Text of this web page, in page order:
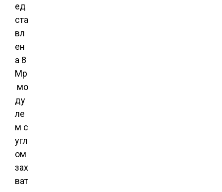
ед
ста
вл
ен
а 8
Mp
мо
ду
ле
м с
угл
ом
зах
ват